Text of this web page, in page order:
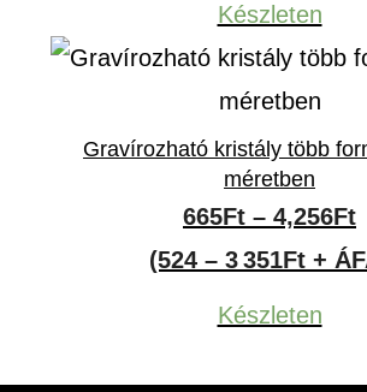
Készleten
Gravírozható kristály több
méretben
665Ft – 4,256Ft
(524 – 3 351Ft +
Készleten